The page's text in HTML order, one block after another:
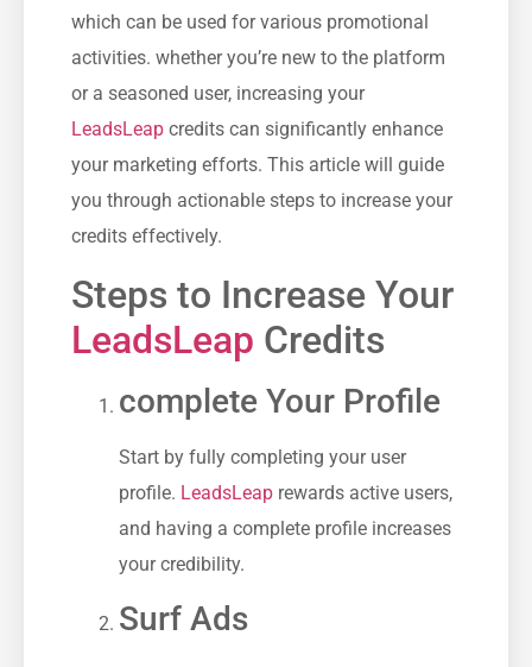
which can be used for various promotional
activities. whether you’re new to the⁤ platform
or a seasoned ‌user,⁣ increasing your⁤
LeadsLeap credits can significantly enhance
your marketing efforts. This article⁤ will guide
you through actionable steps ​to increase your
credits effectively.
Steps to Increase Your
LeadsLeap ⁣ Credits
complete‍ Your Profile
Start by fully completing your user
profile. LeadsLeap rewards active users,
and having a complete profile increases
your credibility.
Surf Ads